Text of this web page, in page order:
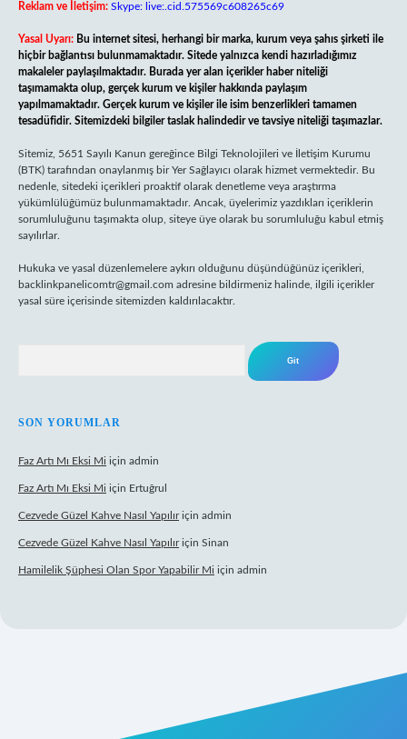
Reklam ve İletişim: Skype: live:.cid.575569c608265c69
Yasal Uyarı: Bu internet sitesi, herhangi bir marka, kurum veya şahıs şirketi ile
hiçbir bağlantısı bulunmamaktadır. Sitede yalnızca kendi hazırladığımız
makaleler paylaşılmaktadır. Burada yer alan içerikler haber niteliği
taşımamakta olup, gerçek kurum ve kişiler hakkında paylaşım
yapılmamaktadır. Gerçek kurum ve kişiler ile isim benzerlikleri tamamen
tesadüfidir. Sitemizdeki bilgiler taslak halindedir ve tavsiye niteliği taşımazlar.
Sitemiz, 5651 Sayılı Kanun gereğince Bilgi Teknolojileri ve İletişim Kurumu
(BTK) tarafından onaylanmış bir Yer Sağlayıcı olarak hizmet vermektedir. Bu
nedenle, sitedeki içerikleri proaktif olarak denetleme veya araştırma
yükümlülüğümüz bulunmamaktadır. Ancak, üyelerimiz yazdıkları içeriklerin
sorumluluğunu taşımakta olup, siteye üye olarak bu sorumluluğu kabul etmiş
sayılırlar.
Hukuka ve yasal düzenlemelere aykırı olduğunu düşündüğünüz içerikleri,
backlinkpanelicomtr@gmail.com adresine bildirmeniz halinde, ilgili içerikler
yasal süre içerisinde sitemizden kaldırılacaktır.
SON YORUMLAR
Faz Artı Mı Eksi Mi için admin
Faz Artı Mı Eksi Mi için Ertuğrul
Cezvede Güzel Kahve Nasıl Yapılıriçin admin
Cezvede Güzel Kahve Nasıl Yapılıriçin Sinan
Hamilelik Şüphesi Olan Spor Yapabilir Mi için admin